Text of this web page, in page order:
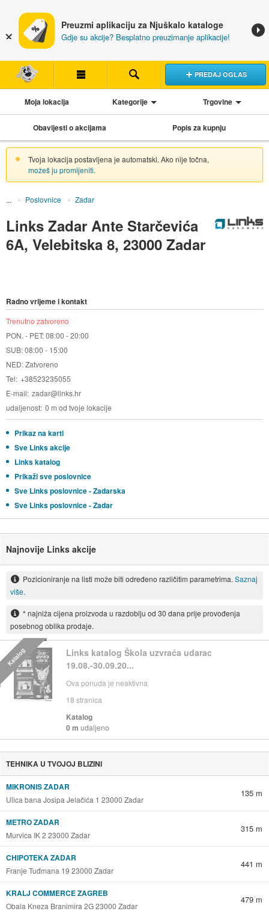
Preuzmi aplikaciju za Njuškalo kataloge
Gdje su akcije? Besplatno preuzimanje aplikacije!
PREDAJ OGLAS
Moja lokacija Kategorije Trgovine
Obavijesti o akcijama Popis za kupnju
Tvoja lokacija postavljena je automatski. Ako nije točna,
možeš ju promijeniti.
Poslovnice Zadar
Links Zadar Ante Starčevića
6A, Velebitska 8, 23000 Zadar
Radno vrijeme i kontakt
Trenutno zatvoreno
PON. - PET: 08:00 - 20:00
SUB: 08:00 - 15:00
NED: Zatvoreno
Tel +38523235055
E-mail zadar@links.hr
udaljenost 0 m od tvoje lokacije
Prikaz na karti
Sve Links akcije
Links katalog
Prikaži sve poslovnice
Sve Links poslovnice - Zadarska
Sve Links poslovnice - Zadar
Najnovije Links akcije
Pozicioniranje na listi može biti određeno različitim parametrima. Saznaj
više.
* najniža cijena proizvoda u razdoblju od 30 dana prije provođenja
posebnog oblika prodaje.
Links katalog Škola uzvraća udarac
19.08.-30.09.20...
Ova ponuda je neaktivna
18 stranica
Katalog
0 m udaljeno
Katalog
TEHNIKA U TVOJOJ BLIZINI
MIKRONIS ZADAR
Ulica bana Josipa Jelačića 1 23000 Zadar
135 m
METRO ZADAR
Murvica IK 2 23000 Zadar
315 m
CHIPOTEKA ZADAR
Franje Tuđmana 19 23000 Zadar
441 m
KRALJ COMMERCE ZAGREB
Obala Kneza Branimira 2G 23000 Zadar
479 m